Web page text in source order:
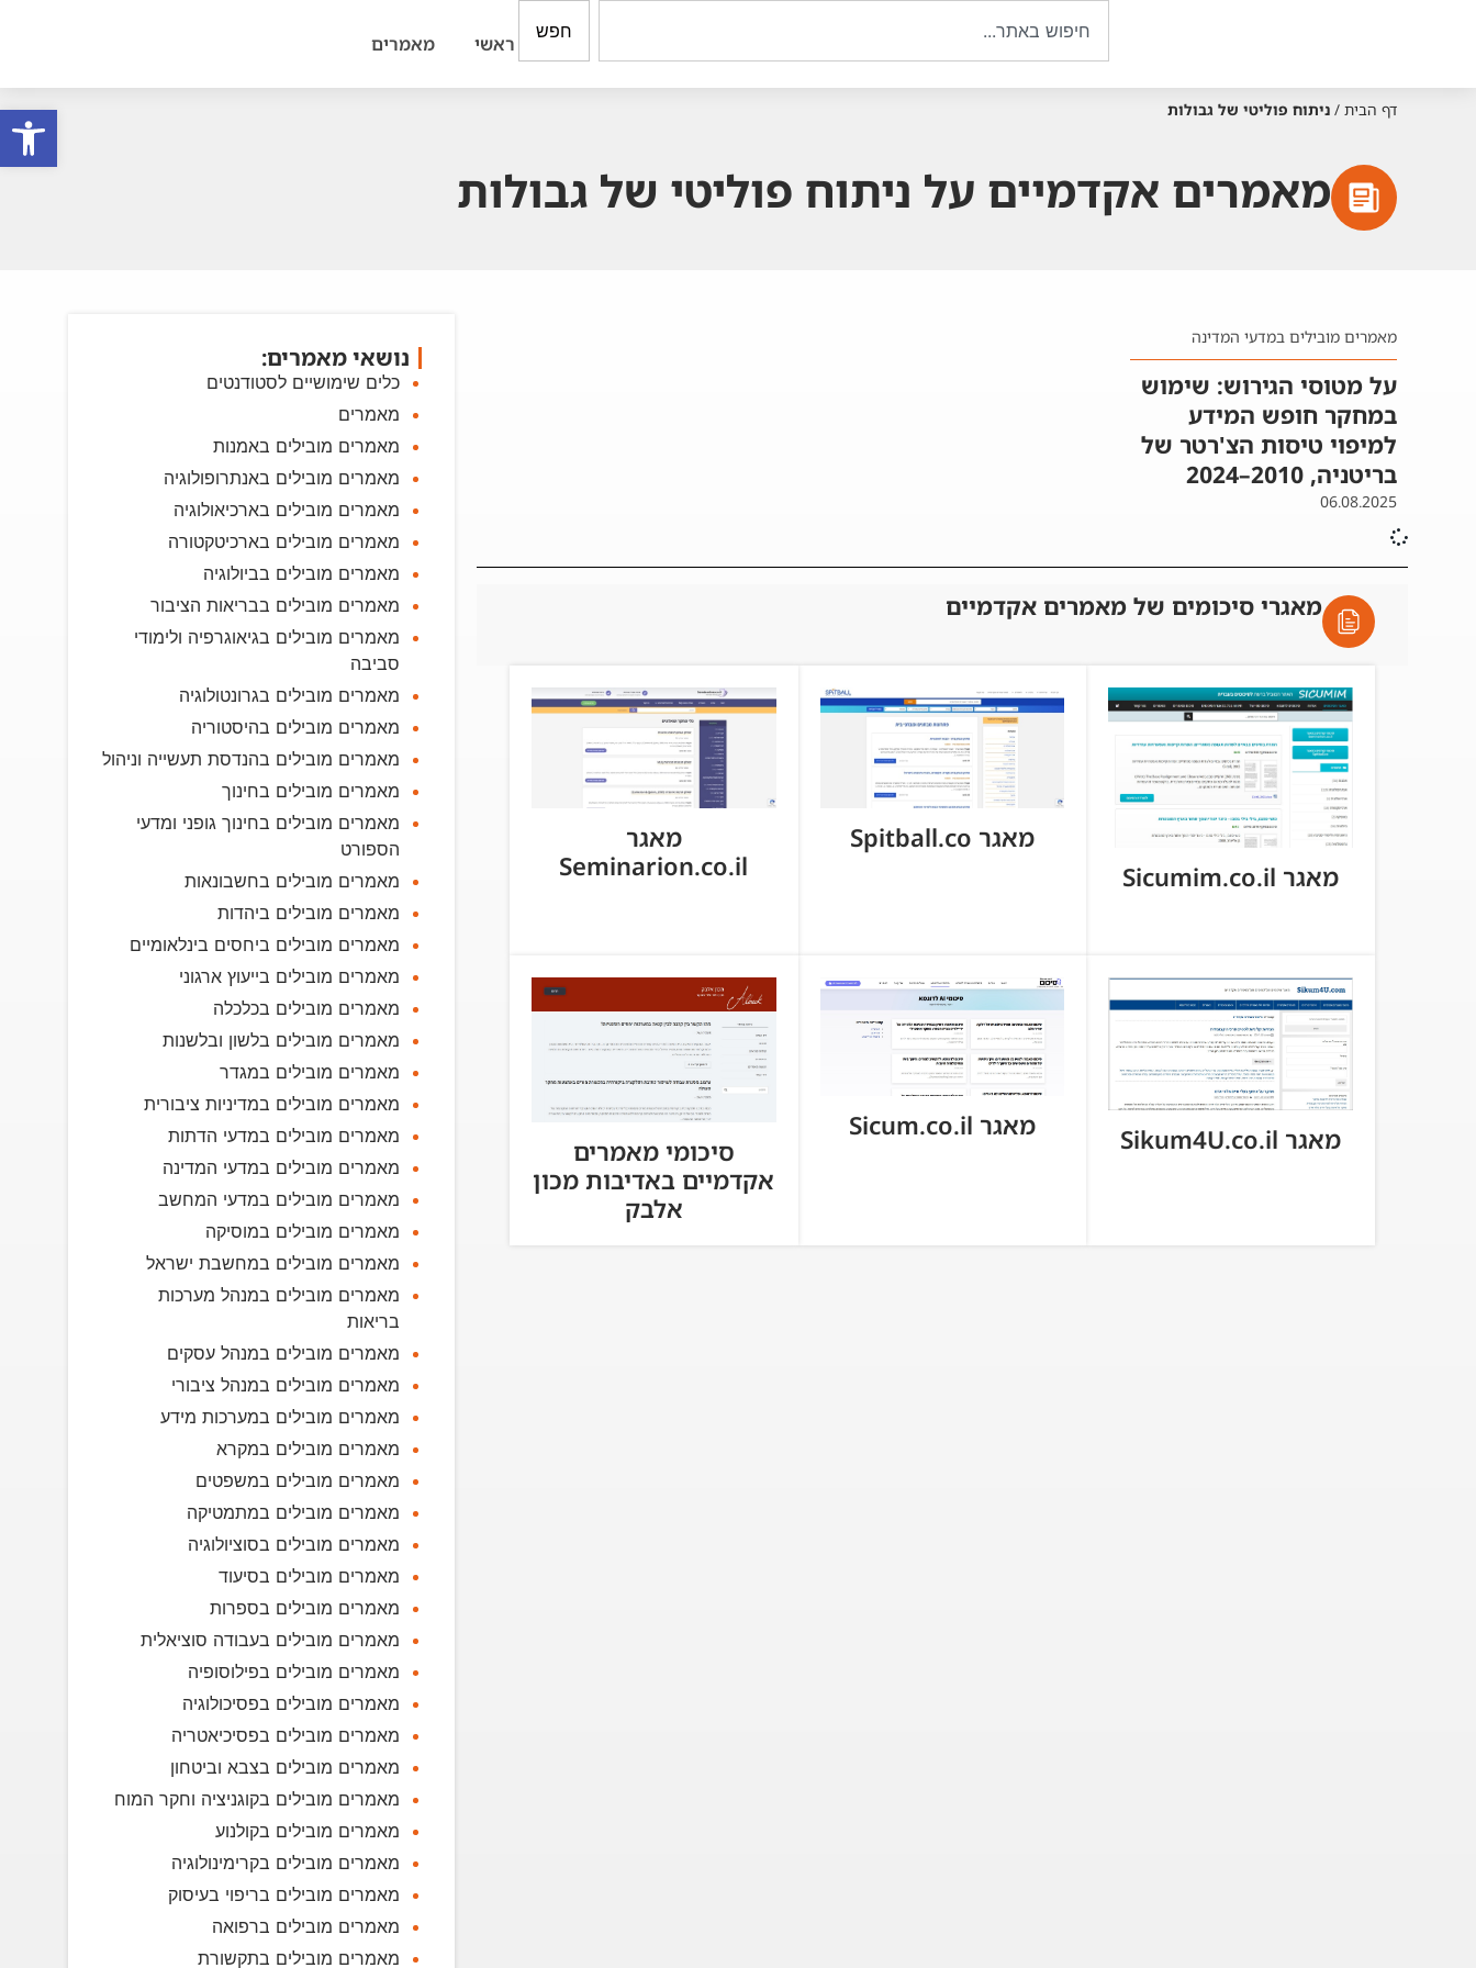
פתח
חפש
ראשי מאמרים
דף הבית / ניתוח פוליטי של גבולות
מאמרים אקדמיים על ניתוח פוליטי של גבולות
מאמרים מובילים במדעי המדינה
על מטוסי הגירוש: שימוש
במחקר חופש המידע
למיפוי טיסות הצ'רטר של
בריטניה, 2010–2024
06.08.2025
מאגרי סיכומים של מאמרים אקדמיים
מאגר Sicumim.co.il
מאגר Spitball.co
מאגר
Seminarion.co.il
מאגר Sikum4U.co.il
מאגר Sicum.co.il
סיכומי מאמרים
אקדמיים באדיבות מכון
אלבק
נושאי מאמרים:
כלים שימושיים לסטודנטים
מאמרים
מאמרים מובילים באמנות
מאמרים מובילים באנתרופולוגיה
מאמרים מובילים בארכיאולוגיה
מאמרים מובילים בארכיטקטורה
מאמרים מובילים בביולוגיה
מאמרים מובילים בבריאות הציבור
מאמרים מובילים בגיאוגרפיה ולימודי
סביבה
מאמרים מובילים בגרונטולוגיה
מאמרים מובילים בהיסטוריה
מאמרים מובילים בהנדסת תעשייה וניהול
מאמרים מובילים בחינוך
מאמרים מובילים בחינוך גופני ומדעי
הספורט
מאמרים מובילים בחשבונאות
מאמרים מובילים ביהדות
מאמרים מובילים ביחסים בינלאומיים
מאמרים מובילים בייעוץ ארגוני
מאמרים מובילים בכלכלה
מאמרים מובילים בלשון ובלשנות
מאמרים מובילים במגדר
מאמרים מובילים במדיניות ציבורית
מאמרים מובילים במדעי הדתות
מאמרים מובילים במדעי המדינה
מאמרים מובילים במדעי המחשב
מאמרים מובילים במוסיקה
מאמרים מובילים במחשבת ישראל
מאמרים מובילים במנהל מערכות
בריאות
מאמרים מובילים במנהל עסקים
מאמרים מובילים במנהל ציבורי
מאמרים מובילים במערכות מידע
מאמרים מובילים במקרא
מאמרים מובילים במשפטים
מאמרים מובילים במתמטיקה
מאמרים מובילים בסוציולוגיה
מאמרים מובילים בסיעוד
מאמרים מובילים בספרות
מאמרים מובילים בעבודה סוציאלית
מאמרים מובילים בפילוסופיה
מאמרים מובילים בפסיכולוגיה
מאמרים מובילים בפסיכיאטריה
מאמרים מובילים בצבא וביטחון
מאמרים מובילים בקוגניציה וחקר המוח
מאמרים מובילים בקולנוע
מאמרים מובילים בקרימינולוגיה
מאמרים מובילים בריפוי בעיסוק
מאמרים מובילים ברפואה
מאמרים מובילים בתקשורת